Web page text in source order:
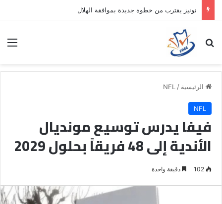
نونيز يقترب من خطوة جديدة بموافقة الهلال
بحث عن
الرئيسية /
NFL
NFL
فيفا يدرس توسيع مونديال
الأندية إلى 48 فريقاً بحلول 2029
102 دقيقة واحدة